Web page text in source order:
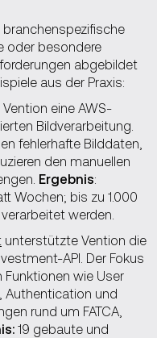
oder besondere
abgebildet
aus der Praxis:
eine AWS-
Bildverarbeitung.
fehlerhafte Bilddaten,
den manuellen
Ergebnis:
Wochen; bis zu 1.000
werden.
unterstützte Vention die
API. Der Fokus
Funktionen wie User
Authentication und
rund um FATCA,
19 gebaute und